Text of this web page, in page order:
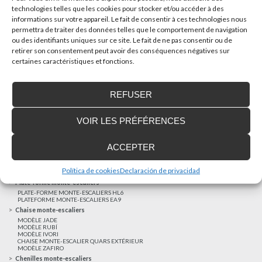
technologies telles que les cookies pour stocker et/ou accéder à des
informations sur votre appareil. Le fait de consentir à ces technologies nous
permettra de traiter des données telles que le comportement de navigation
ou des identifiants uniques sur ce site. Le fait de ne pas consentir ou de
retirer son consentement peut avoir des conséquences négatives sur
certaines caractéristiques et fonctions.
ACCEPTER
REFUSER
VOIR LES PRÉFÉRENCES
Política de cookiesDeclaración de privacidad
AUTRES NOUVELLES
Réalisations récentes
ASCENSEUR PRIVATIF EHP 05
ÉLÉVATEURS VERTICAUX BLE
Plate-forme monte-escaliers
PLATE-FORME MONTE-ESCALIERS HL6
PLATEFORME MONTE-ESCALIERS EA9
Chaise monte-escaliers
MODÈLE JADE
MODÈLE RUBÍ
MODÈLE IVORI
CHAISE MONTE-ESCALIER QUARS EXTÉRIEUR
MODÈLE ZAFIRO
Chenilles monte-escaliers